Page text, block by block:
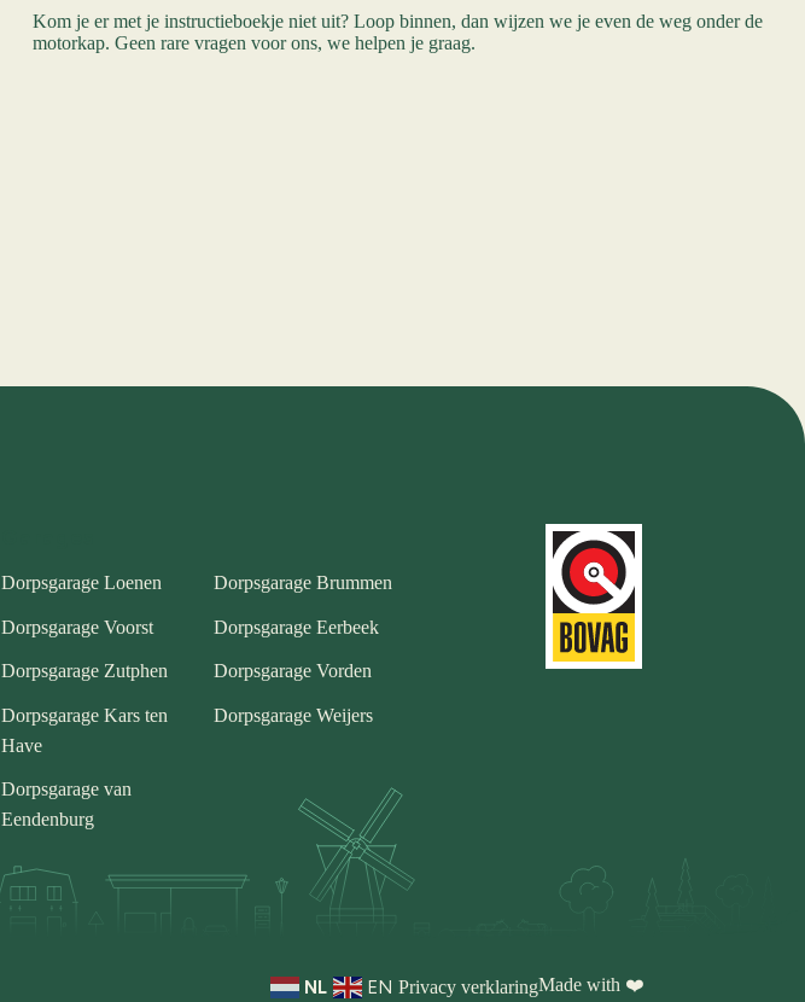
Kom je er met je instructieboekje niet uit? Loop binnen, dan wijzen we je even de weg onder de
motorkap. Geen rare vragen voor ons, we helpen je graag.
Dorpsgarage Loenen Dorpsgarage Brummen
Dorpsgarage Voorst Dorpsgarage Eerbeek
Dorpsgarage Zutphen Dorpsgarage Vorden
Dorpsgarage Kars ten
Have
Dorpsgarage Weijers
Dorpsgarage van
Eendenburg
NL EN Privacy verklaringMade with ❤️